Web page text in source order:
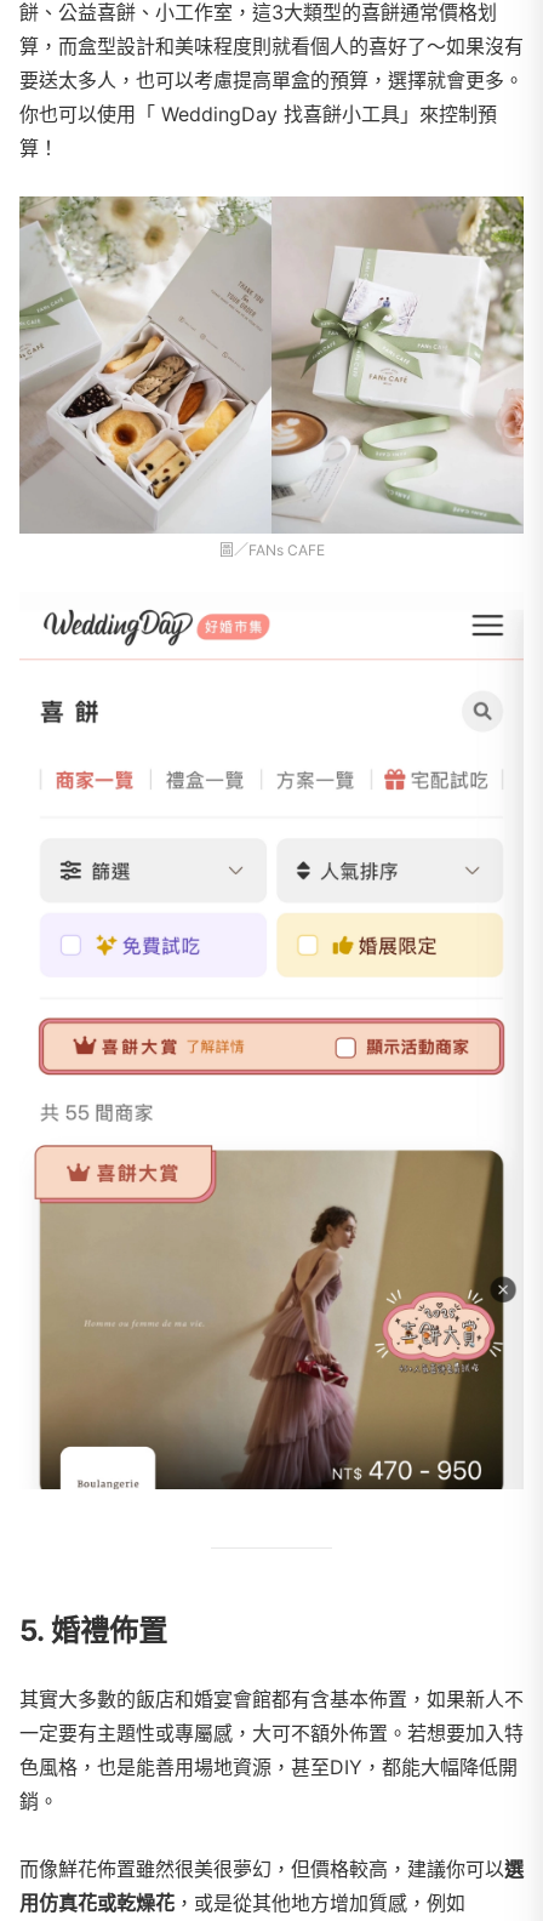
餅、公益喜餅、小工作室，這3大類型的喜餅通常價格划
算，而盒型設計和美味程度則就看個人的喜好了～如果沒有
要送太多人，也可以考慮提高單盒的預算，選擇就會更多。
你也可以使用「 WeddingDay 找喜餅小工具」來控制預
算！
圖／FANs CAFE
5. 婚禮佈置
其實大多數的飯店和婚宴會館都有含基本佈置，如果新人不
一定要有主題性或專屬感，大可不額外佈置。若想要加入特
色風格，也是能善用場地資源，甚至DIY，都能大幅降低開
銷。
而像鮮花佈置雖然很美很夢幻，但價格較高，建議你可以選
用仿真花或乾燥花 ，或是從其他地方增加質感，例如